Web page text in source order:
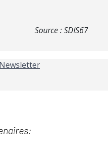
Source : SDIS67
Newsletter